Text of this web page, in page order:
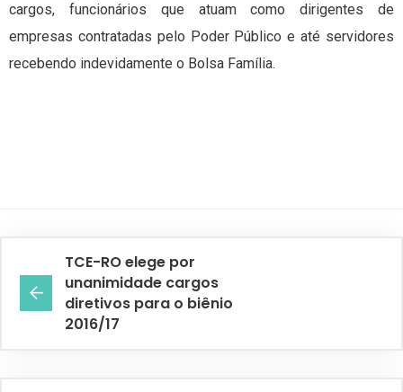
cargos, funcionários que atuam como dirigentes de
empresas contratadas pelo Poder Público e até servidores
recebendo indevidamente o Bolsa Família.
TCE-RO elege por
unanimidade cargos
diretivos para o biênio
2016/17